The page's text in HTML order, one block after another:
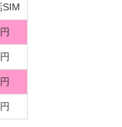
SIM